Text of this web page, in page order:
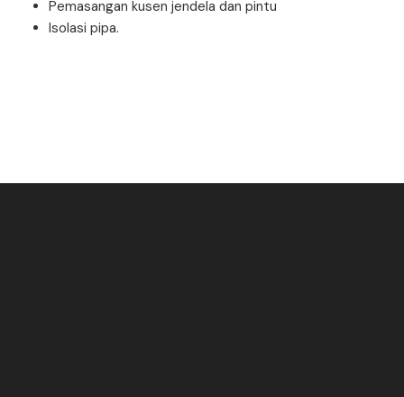
Pemasangan kusen jendela dan pintu
Isolasi pipa.